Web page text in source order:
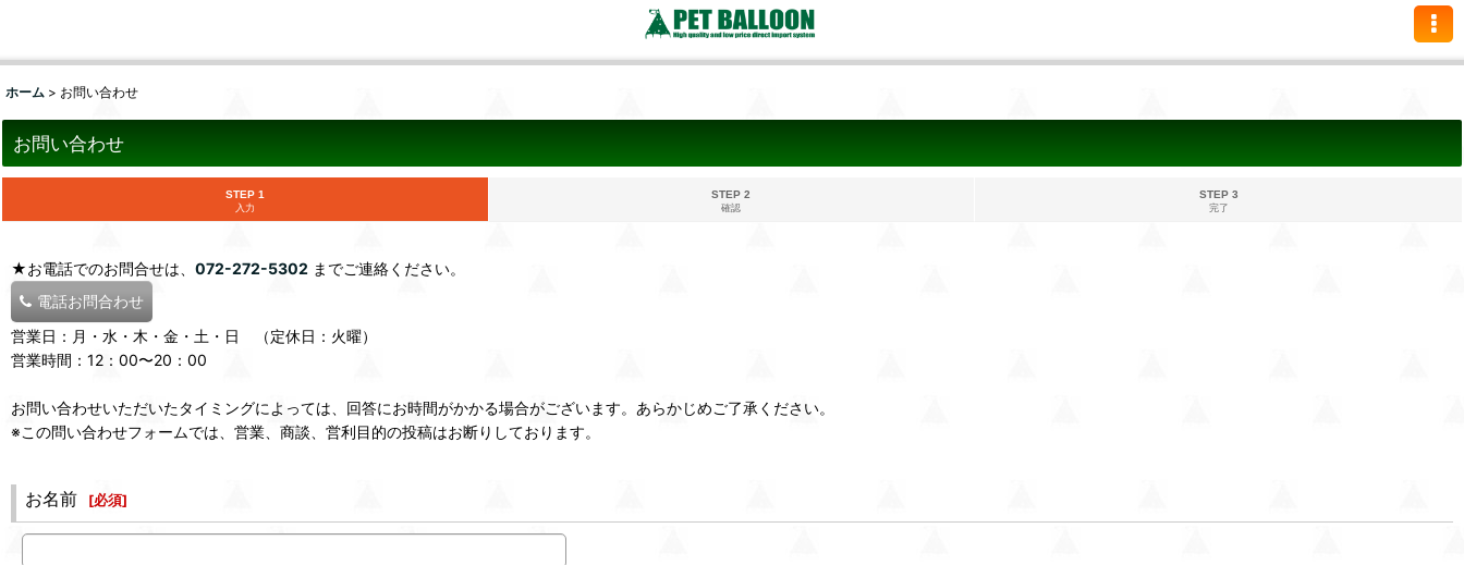
ホーム > お問い合わせ
お問い合わせ
STEP 1
入力
STEP 2
確認
STEP 3
完了
★お電話でのお問合せは、 072-272-5302 までご連絡ください。
電話お問合わせ
営業日：月・水・木・金・土・日 （定休日：火曜）
営業時間：12：00〜20：00
お問い合わせいただいたタイミングによっては、回答にお時間がかかる場合がございます。あらかじめご了承ください。
※この問い合わせフォームでは、営業、商談、営利目的の投稿はお断りしております。
お名前 [必須]